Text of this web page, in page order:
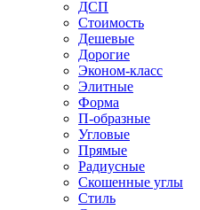
ДСП
Стоимость
Дешевые
Дорогие
Эконом-класс
Элитные
Форма
П-образные
Угловые
Прямые
Радиусные
Скошенные углы
Стиль